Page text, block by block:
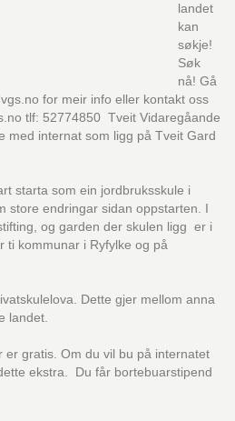
landet
kan
søkje!
Søk
nå! Gå
for meir info eller kontakt oss
tlf: 52774850 Tveit Vidaregåande
med internat som ligg på Tveit Gard
starta som ein jordbruksskule i
store endringar sidan oppstarten. I
og garden der skulen ligg er i
ti kommunar i Ryfylke og på
Dette gjer mellom anna
landet.
er gratis. Om du vil bu på internatet
ekstra. Du får bortebuarstipend